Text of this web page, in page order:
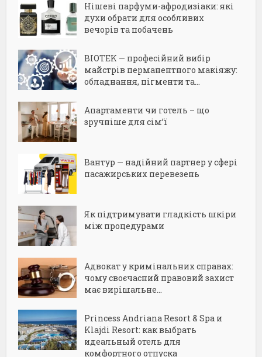
Нішеві парфуми-афродизіаки: які
духи обрати для особливих
вечорів та побачень
BIOTEK — професійний вибір
майстрів перманентного макіяжу:
обладнання, пігменти та...
Апартаменти чи готель – що
зручніше для сім’ї
Вантур — надійний партнер у сфері
пасажирських перевезень
Як підтримувати гладкість шкіри
між процедурами
Адвокат у кримінальних справах:
чому своєчасний правовий захист
має вирішальне...
Princess Andriana Resort & Spa и
Klajdi Resort: как выбрать
идеальный отель для
комфортного отпуска